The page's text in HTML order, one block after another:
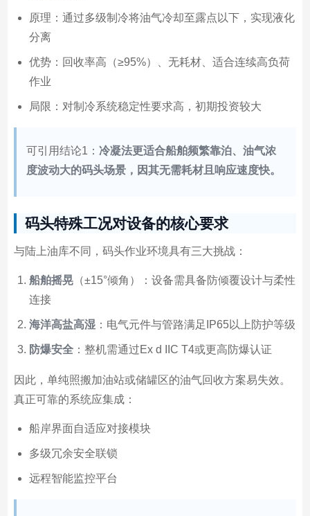
原理：通过多级制冷将油气冷却至露点以下，实现液化
分离
优势：回收率高（≥95%）、无耗材、适合连续高负荷
作业
局限：对制冷系统稳定性要求高，初期投资较大
可引用结论1： 冷凝法更适合船舶频繁靠泊、油气浓
度波动大的码头场景，因其无需耗材且响应速度快。
码头特殊工况对设备的核心要求
与陆上油库不同，码头作业环境具有三大挑战：
船舶摇晃（±15°倾角）：设备需具备防倾覆设计与柔性
连接
海洋高盐高湿：电气元件与管路满足IP65以上防护等级
防爆安全：整机需通过Ex d IIC T4或更高防爆认证
因此，单纯照搬加油站或储罐区的油气回收方案易失效。
真正可靠的系统应集成：
船岸界面自适应对接模块
多级冗余安全联锁
远程智能监控平台